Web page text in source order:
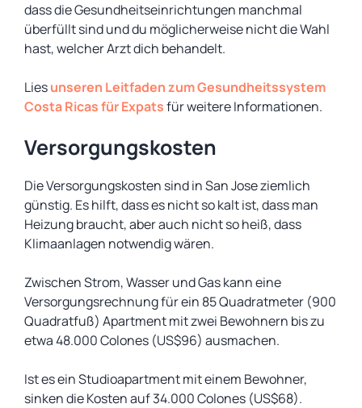
dass die Gesundheitseinrichtungen manchmal
überfüllt sind und du möglicherweise nicht die Wahl
hast, welcher Arzt dich behandelt.
Liesunseren Leitfaden zum Gesundheitssystem
Costa Ricas für Expatsfür weitere Informationen.
Versorgungskosten
Die Versorgungskosten sind in San Jose ziemlich
günstig. Es hilft, dass es nicht so kalt ist, dass man
Heizung braucht, aber auch nicht so heiß, dass
Klimaanlagen notwendig wären.
Zwischen Strom, Wasser und Gas kann eine
Versorgungsrechnung für ein 85 Quadratmeter (900
Quadratfuß) Apartment mit zwei Bewohnern bis zu
etwa 48.000 Colones (US$96) ausmachen.
Ist es ein Studioapartment mit einem Bewohner,
sinken die Kosten auf 34.000 Colones (US$68).